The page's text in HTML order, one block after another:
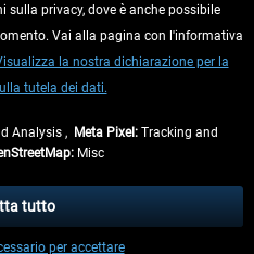
se non diversamente descritto.
Germania, i tempi di consegna per le
privacy, dove è anche possibile
Vai alla pagina con l'informativa
la nostra dichiarazione per la
tutela dei dati.
Analysis , Meta Pixel: Tracking and
Misc
per accettare
tutto